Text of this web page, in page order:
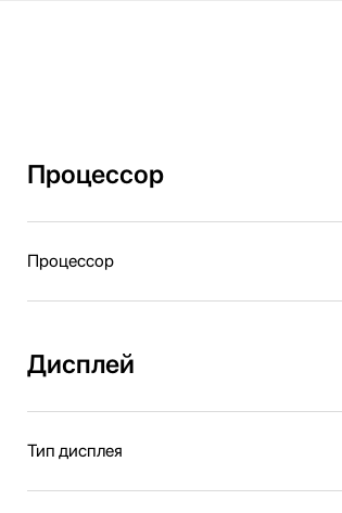
Процессор
Процессор
Дисплей
Тип дисплея